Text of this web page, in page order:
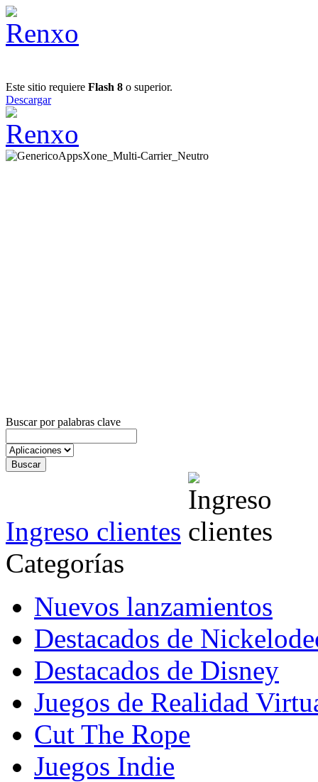
Este sitio requiere Flash 8 o superior.
Descargar
Buscar por palabras clave
Ingreso clientes
Categorías
Nuevos lanzamientos
Destacados de
Destacados de Disney
Juegos de Realidad
Cut The Rope
Juegos Indie